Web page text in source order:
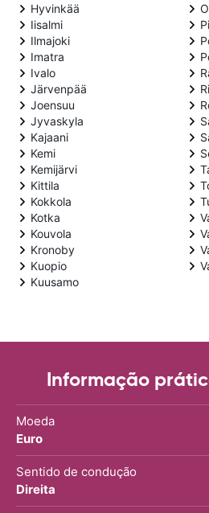
Hyvinkää
Iisalmi
Ilmajoki
Imatra
Ivalo
Järvenpää
Joensuu
Jyvaskyla
Kajaani
Kemi
Kemijärvi
Kittila
Kokkola
Kotka
Kouvola
Kronoby
Kuopio
Kuusamo
Informação
Moeda
Euro
Sentido de condução
Direita